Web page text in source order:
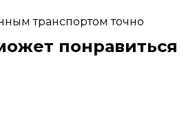
транспортом точно
понравиться